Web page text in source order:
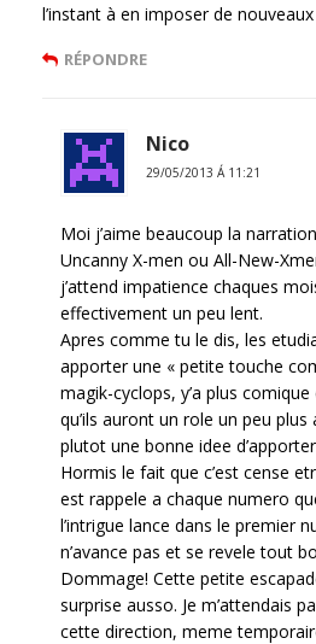
l’instant à en imposer de
RÉPONDRE
Nico
29/05/2013 Á 11:21
Moi j’aime beaucoup la
Uncanny X-men ou All-New-
j’attend impatience chaques
effectivement un peu lent.
Apres comme tu le dis, les
apporter une « petite touche
magik-cyclops, y’a plus comique
qu’ils auront un role un peu plus
plutot une bonne idee
Hormis le fait que c’est cense
est rappele a chaque numero
l’intrigue lance dans le premier
n’avance pas et se revele tout
Dommage! Cette petite
surprise ausso. Je m’attendais
cette direction, meme